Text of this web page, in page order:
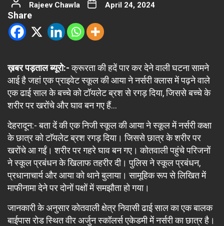
Rajeev Chawla April 24, 2024
Share
ख़बर पड़ताल ब्यूरो:-क्रूरता की हदें पार कर देने वाली घटना सामने
आई है जहां एक प्राइवेट स्कूल की आया ने नर्सरी क्लास में पढ़ने वाले
एक ढाई साल के बच्चे को टॉयलेट ब्रश से रगड़ दिया, जिससे बच्चे के
शरीर पर खरोंचे और घाव बन गए हैं…
देहरादून:- बता दें की एक निजी स्कूल की आया ने स्कूल में नर्सरी कक्षा
के छात्र को टाॅयलेट ब्रश रगड़ दिया। जिससे छात्र के शरीर पर
खरोंचे आ गईं। शरीर पर गहरे घाव बन गए। कोतवाली पहुंचे परिजनों
ने स्कूल प्रबंधन के खिलाफ तहरीर दी। पुलिस ने स्कूल प्रबंधन,
प्रधानाचार्य और आया को थाने बुलाया। सामूहिक रूप से लिखित में
माफीनामा देने पर दोनों पक्षों में समझौता हो गया।
जानकारी के अनुसार कोतवाली क्षेत्र निवासी ढाई साल का एक बालक
बाईपास रोड स्थित वीर अर्जुन स्कॉलर्स एकेडमी में नर्सरी का छात्र है।